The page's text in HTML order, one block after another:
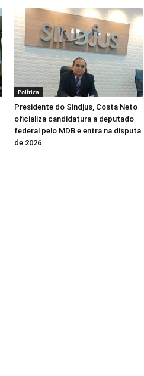
Política
Presidente do Sindjus, Costa Neto
oficializa candidatura a deputado
federal pelo MDB e entra na disputa
de 2026